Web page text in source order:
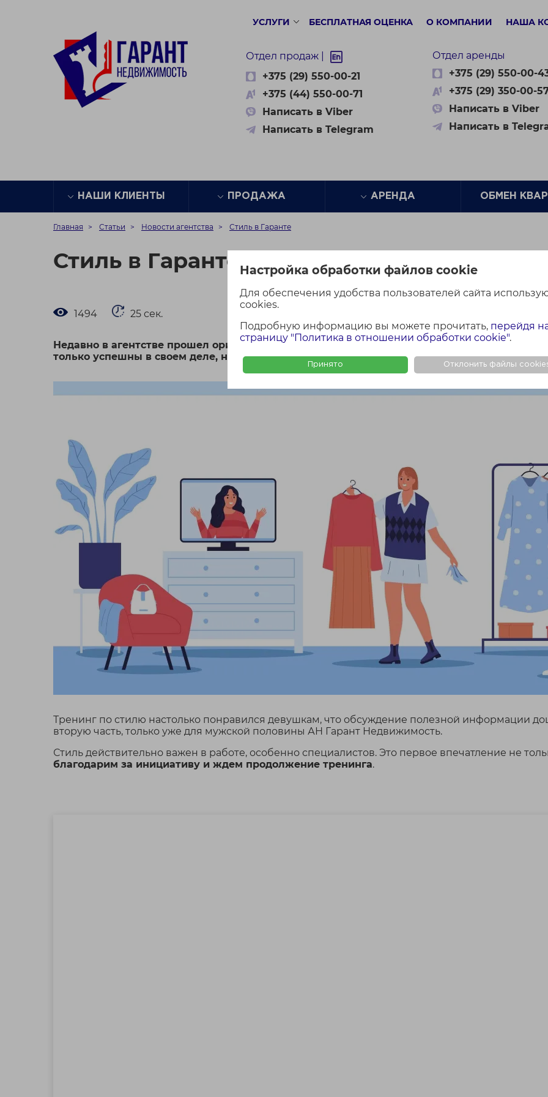
Настройка обработки файлов cookie
Для обеспечения удобства пользователей сайта
cookies.
Подробную информацию вы можете прочитать, перейдя
страницу "Политика в отношении обработки cookie".
Принято Отклонить файлы
УСЛУГИ БЕСПЛАТНАЯ ОЦЕНКА О КОМПАНИИ НАША
Отдел продаж |
+375 (29) 550-00-21
+375 (44) 550-00-71
Написать в Viber
Написать в Telegram
Отдел аренды
+375 (29) 550-00-
+375 (29) 350-00-
Написать в Viber
Написать в
НАШИ КЛИЕНТЫ ПРОДАЖА АРЕНДА ОБМЕН
Главная Статьи Новости агентства Стиль в Гаранте
Стиль в Гаранте
1494 25 сек.
Недавно в агентстве прошел оригинальный корпоративный тренинг по стилю от
только успешны в своем деле, но и обладают полезными знаниями и навыками в разных
Тренинг по стилю настолько понравился девушкам, что обсуждение полезной информации
вторую часть, только уже для мужской половины АН Гарант Недвижимость.
Стиль действительно важен в работе, особенно специалистов. Это первое впечатление не
благодарим за инициативу и ждем продолжение тренинга.